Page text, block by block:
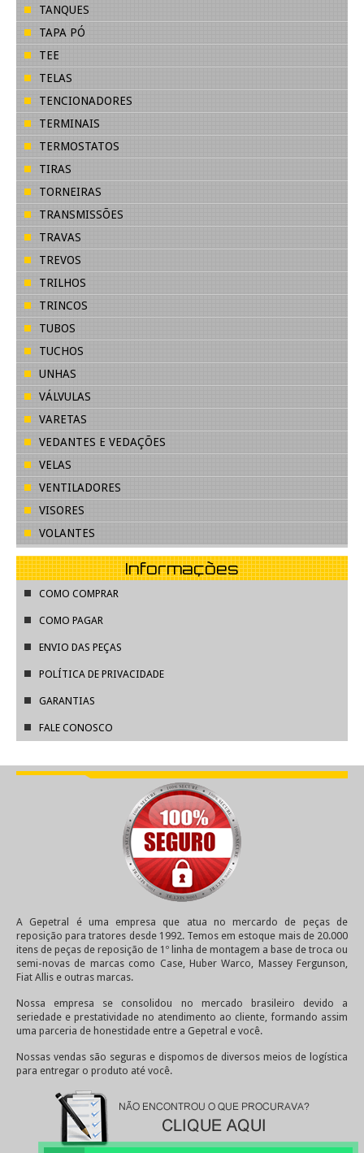
TANQUES
TAPA PÓ
TEE
TELAS
TENCIONADORES
TERMINAIS
TERMOSTATOS
TIRAS
TORNEIRAS
TRANSMISSÕES
TRAVAS
TREVOS
TRILHOS
TRINCOS
TUBOS
TUCHOS
UNHAS
VÁLVULAS
VARETAS
VEDANTES E VEDAÇÕES
VELAS
VENTILADORES
VISORES
VOLANTES
Informações
COMO COMPRAR
COMO PAGAR
ENVIO DAS PEÇAS
POLÍTICA DE PRIVACIDADE
GARANTIAS
FALE CONOSCO
A Gepetral é uma empresa que atua no mercardo de peças de
reposição para tratores desde 1992. Temos em estoque mais de 20.000
itens de peças de reposição de 1º linha de montagem a base de troca ou
semi-novas de marcas como Case, Huber Warco, Massey Fergunson,
Fiat Allis e outras marcas.
Nossa empresa se consolidou no mercado brasileiro devido a
seriedade e prestatividade no atendimento ao cliente, formando assim
uma parceria de honestidade entre a Gepetral e você.
Nossas vendas são seguras e dispomos de diversos meios de logística
para entregar o produto até você.